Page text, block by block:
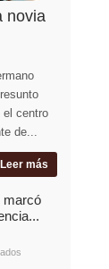
novia
el centro
de...
Leer más
marcó